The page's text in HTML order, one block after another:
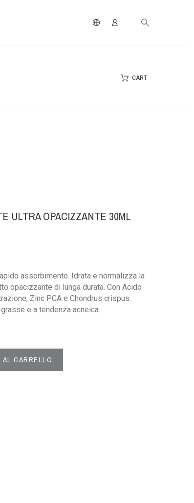
CART
ULTRA OPACIZZANTE 30ML
assorbimento. Idrata e normalizza la
opacizzante di lunga durata. Con Acido
Zinc PCA e Chondrus crispus.
e a tendenza acneica.
CARRELLO